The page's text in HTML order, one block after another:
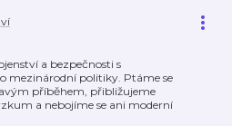
a bezpečnosti s
mezinárodní politiky. Ptáme se
příběhem, přibližujeme
a nebojíme se ani moderní